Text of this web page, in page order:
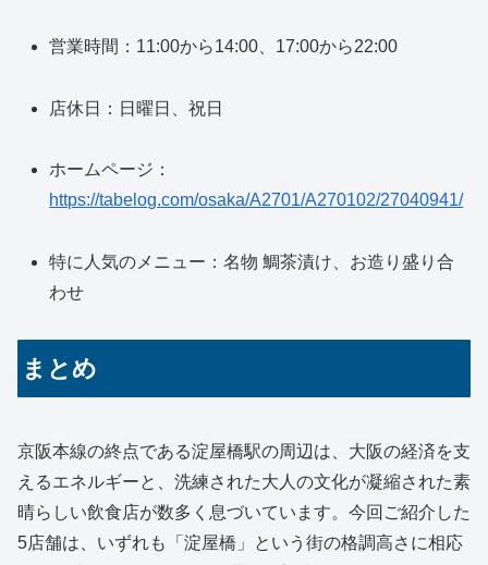
営業時間：11:00から14:00、17:00から22:00
店休日：日曜日、祝日
ホームページ：
https://tabelog.com/osaka/A2701/A270102/27040941/
特に人気のメニュー：名物 鯛茶漬け、お造り盛り合
わせ
まとめ
京阪本線の終点である淀屋橋駅の周辺は、大阪の経済を支
えるエネルギーと、洗練された大人の文化が凝縮された素
晴らしい飲食店が数多く息づいています。今回ご紹介した
5店舗は、いずれも「淀屋橋」という街の格調高さに相応